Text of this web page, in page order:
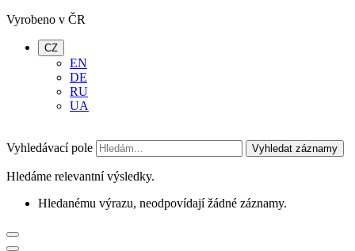
Vyrobeno v ČR
CZ
EN
DE
RU
UA
Vyhledávací pole Vyhledat záznamy
Hledáme relevantní výsledky.
Hledanému výrazu, neodpovídají žádné záznamy.